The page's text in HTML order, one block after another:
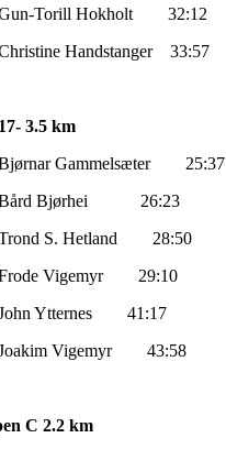
Torill Hokholt 32:12
Handstanger 33:57
3.5 km
Gammelsæter 25:37
Bård Bjørhei 26:23
S. Hetland 28:50
Vigemyr 29:10
Ytternes 41:17
Vigemyr 43:58
C 2.2 km